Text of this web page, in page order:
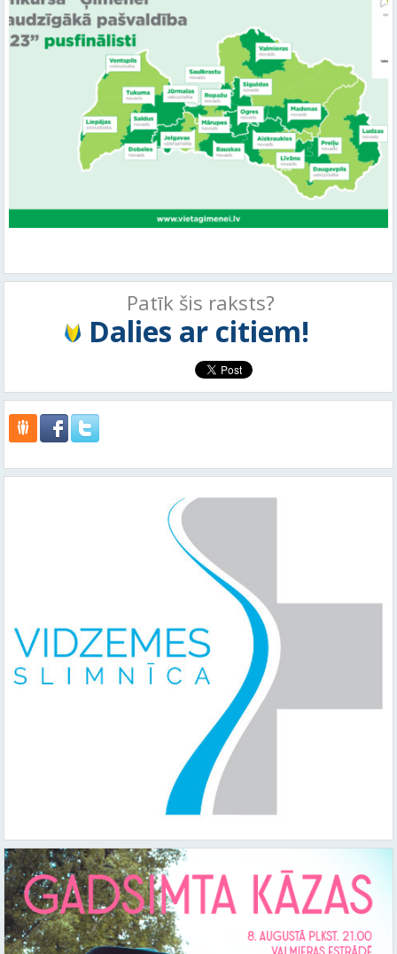
Patīk šis raksts?
Dalies ar citiem!